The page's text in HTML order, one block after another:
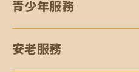
青少年服務
安老服務